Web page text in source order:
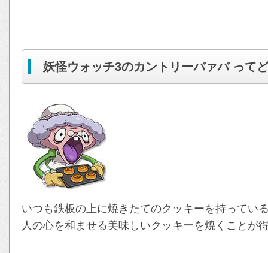
妖怪ウォッチ3のカントリーバァバ って
いつも鉄板の上に焼きたてのクッキーを持ってい
人の心を和ませる美味しいクッキーを焼くことが